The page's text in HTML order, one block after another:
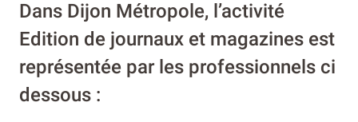
Dans Dijon Métropole, l’activité
Edition de journaux et magazines est
représentée par les professionnels ci
dessous :